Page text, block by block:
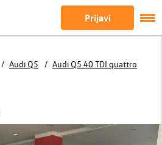
Prijavi
Audi Q5 Audi Q5 40 TDI quattro